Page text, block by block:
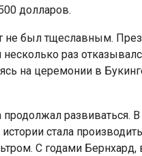
долларов.
не был тщеславным.
несколько раз
на церемонии в
продолжал развиваться.
стала
С годами Бернхард,